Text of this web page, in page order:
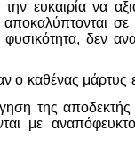
ευκαιρία να
σε
δεν
ο καθένας μάρτυς
της αποδεκτής
με